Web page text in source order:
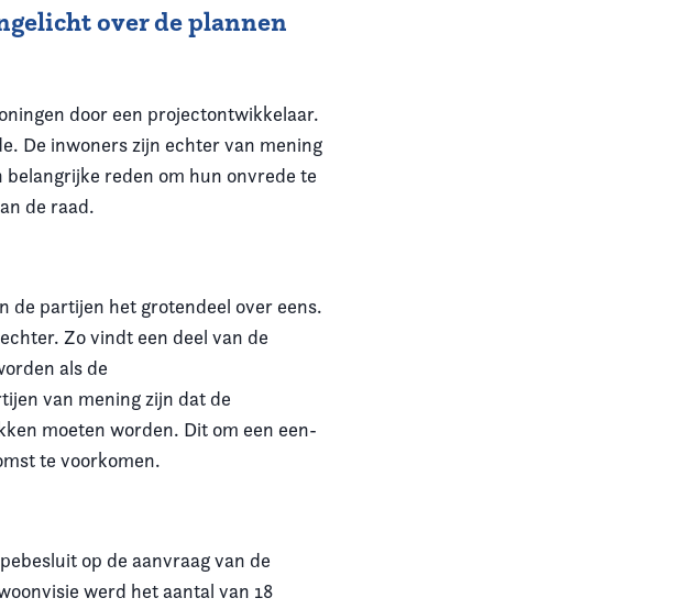
over de plannen
door een projectontwikkelaar.
De inwoners zijn echter van mening
reden om hun onvrede te
de raad.
de partijen het grotendeel over eens.
Zo vindt een deel van de
als de
van mening zijn dat de
moeten worden. Dit om een een-
te voorkomen.
op de aanvraag van de
werd het aantal van 18